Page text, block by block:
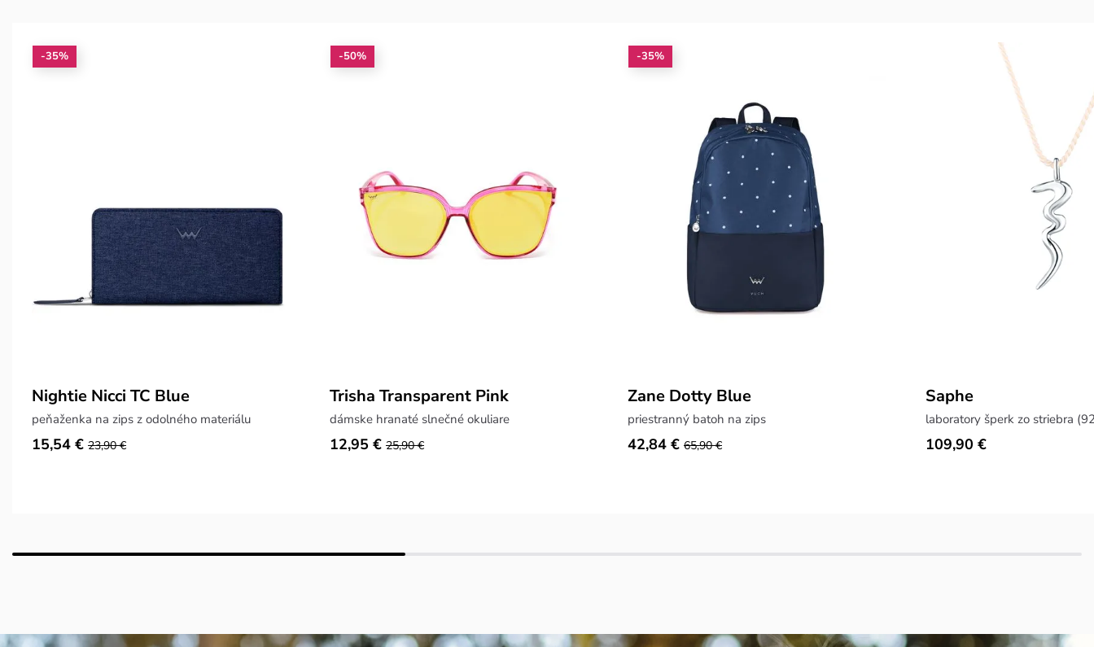
-35%
Nightie Nicci TC Blue
peňaženka na zips z odolného materiálu
15,54 € 23,90 €
-50%
Trisha Transparent Pink
dámske hranaté slnečné okuliare
12,95 € 25,90 €
-35%
Zane Dotty Blue
priestranný batoh na zips
42,84 € 65,90 €
Saphe
109,90 €